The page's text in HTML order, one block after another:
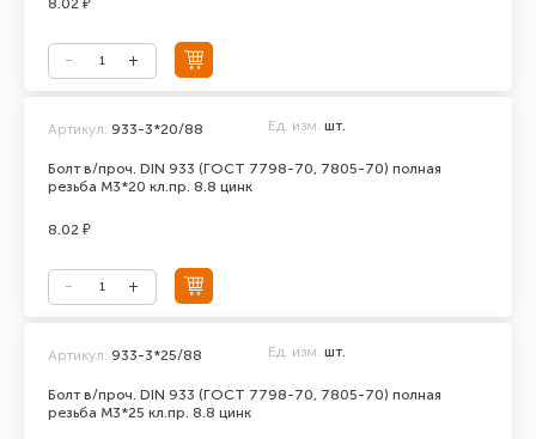
8.02 ₽
Болт в/проч. DIN 933 (ГОСТ 7798-70, 7805-70) полная
резьба М3*20 кл.пр. 8.8 цинк
Артикул: 933-3*20/88 Ед. изм. шт.
8.02 ₽
Болт в/проч. DIN 933 (ГОСТ 7798-70, 7805-70) полная
резьба М3*25 кл.пр. 8.8 цинк
Артикул: 933-3*25/88 Ед. изм. шт.